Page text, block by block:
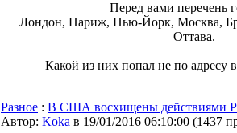
Перед вами перечень
Лондон, Париж, Нью-Йорк, Москва,
Оттава.
Какой из них попал не по адресу
Разное : В США восхищены действиями
Автор: Koka в 19/01/2016 06:10:00 (1437